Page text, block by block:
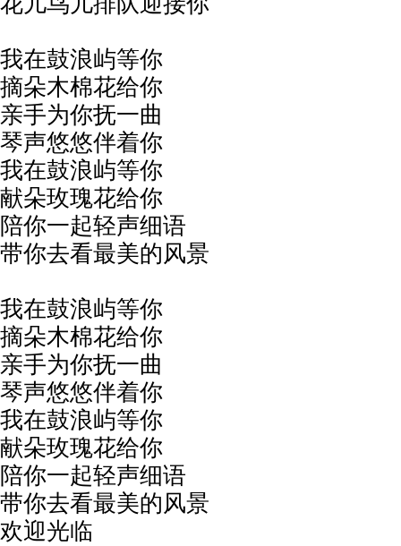
我在鼓浪屿等你
摘朵木棉花给你
亲手为你抚一曲
琴声悠悠伴着你
我在鼓浪屿等你
献朵玫瑰花给你
陪你一起轻声细语
带你去看最美的风景
我在鼓浪屿等你
摘朵木棉花给你
亲手为你抚一曲
琴声悠悠伴着你
我在鼓浪屿等你
献朵玫瑰花给你
陪你一起轻声细语
带你去看最美的风景
欢迎光临